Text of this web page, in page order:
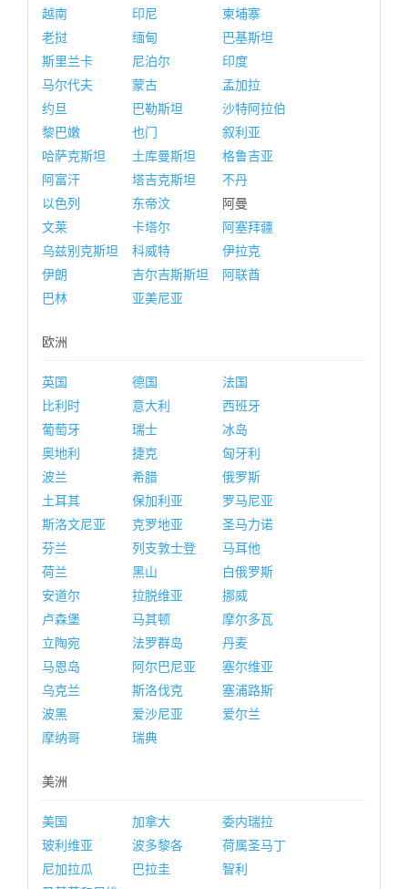
越南
印尼
柬埔寨
老挝
缅甸
巴基斯坦
斯里兰卡
尼泊尔
印度
马尔代夫
蒙古
孟加拉
约旦
巴勒斯坦
沙特阿拉伯
黎巴嫩
也门
叙利亚
哈萨克斯坦
土库曼斯坦
格鲁吉亚
阿富汗
塔吉克斯坦
不丹
以色列
东帝汶
阿曼
文莱
卡塔尔
阿塞拜疆
乌兹别克斯坦
科威特
伊拉克
伊朗
吉尔吉斯斯坦
阿联酋
巴林
亚美尼亚
欧洲
英国 德国
法国
比利时
意大利
西班牙
葡萄牙
瑞士
冰岛
奥地利
捷克
匈牙利
波兰
希腊
俄罗斯
土耳其
保加利亚
罗马尼亚
斯洛文尼亚
克罗地亚
圣马力诺
芬兰
列支敦士登
马耳他
荷兰
黑山
白俄罗斯
安道尔
拉脱维亚
挪威
卢森堡
马其顿
摩尔多瓦
立陶宛
法罗群岛
丹麦
马恩岛
阿尔巴尼亚
塞尔维亚
乌克兰
斯洛伐克
塞浦路斯
波黑
爱沙尼亚
爱尔兰
摩纳哥
瑞典
美洲
美国 加拿大
委内瑞拉
玻利维亚
波多黎各
荷属圣马丁
尼加拉瓜
巴拉圭
智利